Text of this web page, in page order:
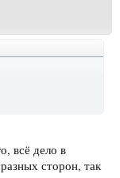
всё дело в
сторон, так